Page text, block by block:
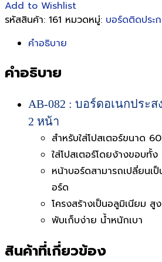
Add to Wishlist
รหัสสินค้า: 161 หมวดหมู่: บอร์ดติดประ
คำอธิบาย
คำอธิบาย
AB-082 : บอร์ดอเนกประ
2 หน้า
สำหรับใส่โปสเตอร์ขนาด
ใส่โปสเตอร์โดยง้างขอบทั้
หน้าบอร์ดสามารถเปลี่ยนเ
อร์ด
โครงสร้างเป็นอลูมิเนียม สูง
พับเก็บง่าย น้ำหนักเบา
สินค้าที่เกี่ยวข้อง